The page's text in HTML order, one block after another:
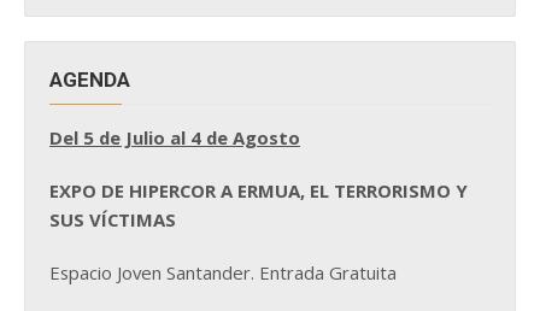
AGENDA
Del 5 de Julio al 4 de Agosto
EXPO DE HIPERCOR A ERMUA, EL TERRORISMO Y
SUS VÍCTIMAS
Espacio Joven Santander. Entrada Gratuita